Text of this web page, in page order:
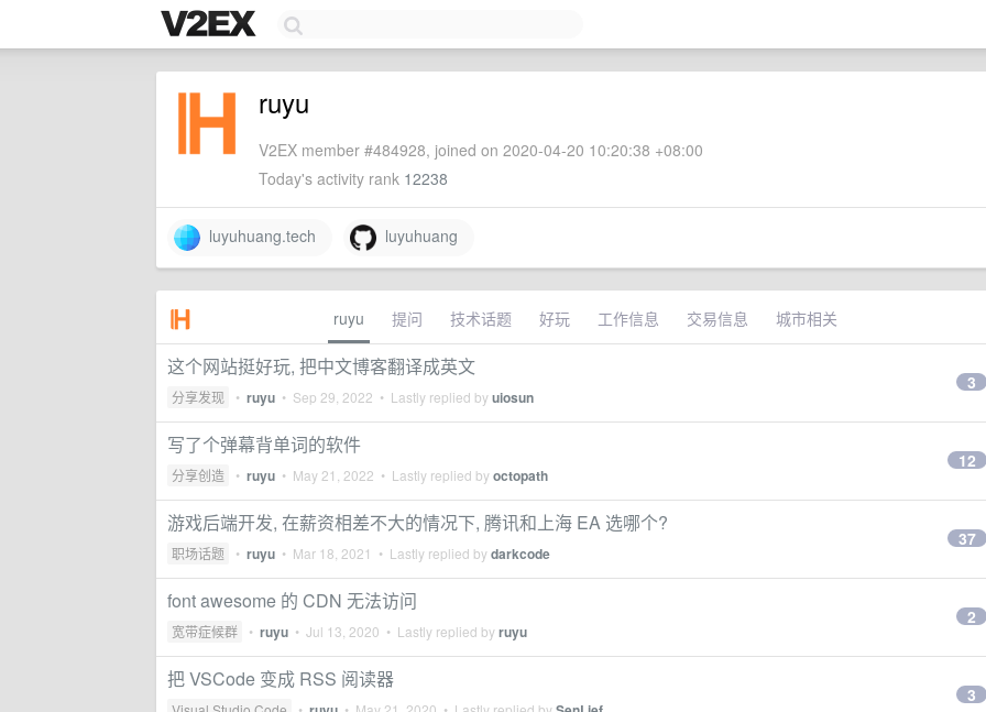
ruyu
V2EX member #484928, joined on 2020-04-20 10:20:38 +08:00
Today's activity rank 12238
luyuhuang.tech luyuhuang
ruyu 提问 技术话题 好玩 工作信息 交易信息 城市相关
这个网站挺好玩, 把中文博客翻译成英文
分享发现 • ruyu • Sep 29, 2022 • Lastly replied byuiosun
3
写了个弹幕背单词的软件
分享创造 • ruyu • May 21, 2022 • Lastly replied byoctopath
12
游戏后端开发, 在薪资相差不大的情况下, 腾讯和上海 EA 选哪个?
职场话题 • ruyu • Mar 18, 2021 • Lastly replied bydarkcode
37
font awesome 的 CDN 无法访问
宽带症候群 • ruyu • Jul 13, 2020 • Lastly replied byruyu
2
把 VSCode 变成 RSS 阅读器
3